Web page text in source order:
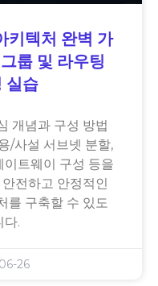
키텍처 완벽 가
룹 및 라우팅
실습
개념과 구성 방법
/사설 서브넷 분할,
이트웨이 구성 등을
전하고 안정적인
를 구축할 수 있도
다.
26